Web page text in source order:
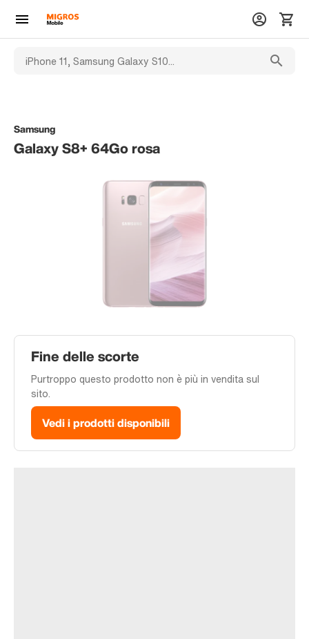
Samsung
Galaxy S8+ 64Go rosa
Fine delle scorte
Purtroppo questo prodotto non è più in vendita sul
sito.
Vedi i prodotti disponibili